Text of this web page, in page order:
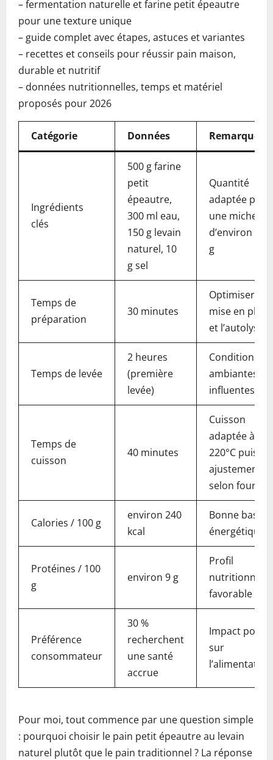
– fermentation naturelle et farine petit épeautre
pour une texture unique
– guide complet avec étapes, astuces et variantes
– recettes et conseils pour réussir pain maison,
durable et nutritif
– données nutritionnelles, temps et matériel
proposés pour 2026
Catégorie Données Remarques
Ingrédients
clés
500 g farine
petit
épeautre,
300 ml eau,
150 g levain
naturel, 10
g sel
Quantité
adaptée pour
une miche
d’environ 750
g
Temps de
préparation
30 minutes
Optimiser la
mise en place
et l’autolyse
Temps de levée
2 heures
(première
levée)
Conditions
ambiantes
influentes
Temps de
cuisson
40 minutes
Cuisson
adaptée à
220°C puis
ajustements
selon four
Calories / 100 g
environ 240
kcal
Bonne base
énergétique
Protéines / 100
g
environ 9 g
Profil
nutritionnel
favorable
Préférence
consommateur
30 %
recherchent
une santé
accrue
Impact positif
sur
l’alimentation
Pour moi, tout commence par une question simple
: pourquoi choisir le pain petit épeautre au levain
naturel plutôt que le pain traditionnel ? La réponse